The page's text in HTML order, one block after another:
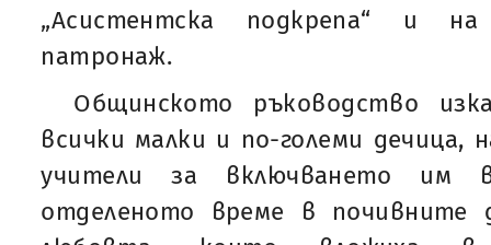
„Асистентска подкрепа“ и
патронаж.
Общинското ръководство
всички малки и по-големи дечица,
учители за включването им
отделеното време в почивните